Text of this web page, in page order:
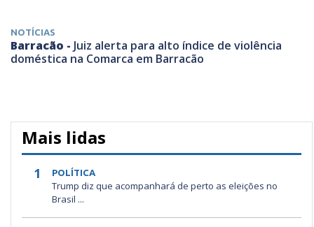
NOTÍCIAS
Barracão - Juiz alerta para alto índice de violência
doméstica na Comarca em Barracão
Mais lidas
1 POLÍTICA
Trump diz que acompanhará de perto as eleições no
Brasil ...